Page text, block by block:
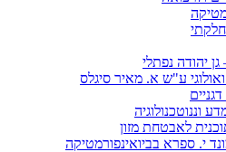
גן יהודה נפתלי
ע"ש א. מאיר סיגלס
וננוטכנולוגיה
לאבטחת מזון
י. ספרא בביואינפורמטיקה